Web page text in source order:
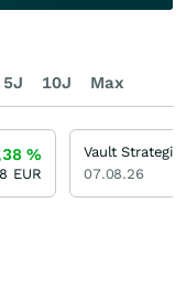
5J 10J Max
%
EUR
Vault Strategic
07.08.26